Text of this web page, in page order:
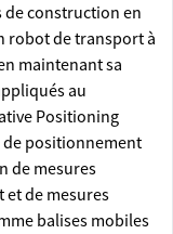
construction en
robot de transport à
maintenant sa
au
Positioning
de positionnement
de mesures
de mesures
balises mobiles